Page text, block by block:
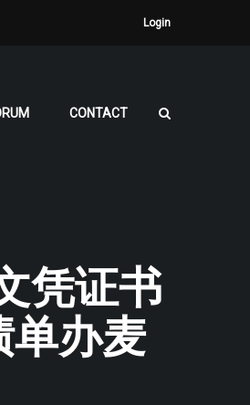
Login
CONTACT
凭证书
单办麦